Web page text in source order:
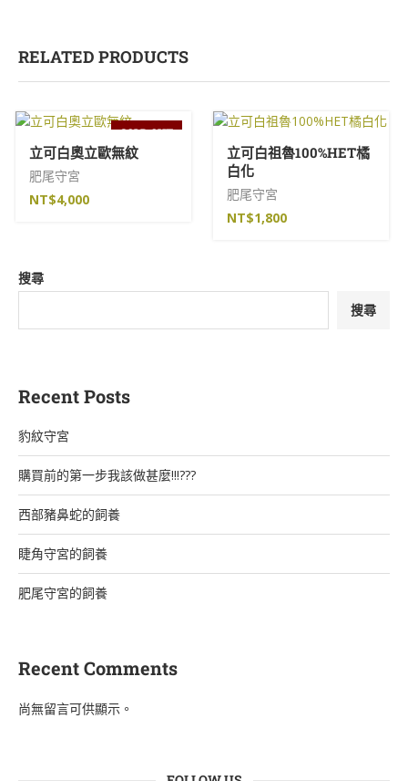
RELATED PRODUCTS
SOLD OUT
立可白奧立歐無紋
肥尾守宮
NT$4,000
立可白祖魯100%HET橘
白化
肥尾守宮
NT$1,800
搜尋
搜尋
Recent Posts
豹紋守宮
購買前的第一步我該做甚麼!!!???
西部豬鼻蛇的飼養
睫角守宮的飼養
肥尾守宮的飼養
Recent Comments
尚無留言可供顯示。